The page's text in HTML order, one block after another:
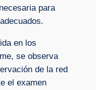
para
en los
se observa
de la red
el examen